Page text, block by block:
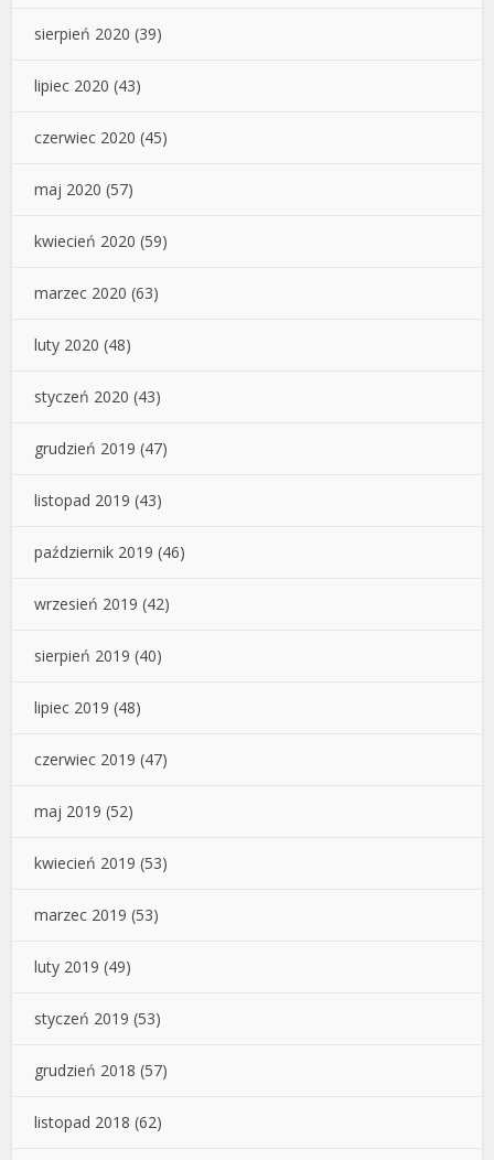
sierpień 2020 (39)
lipiec 2020 (43)
czerwiec 2020 (45)
maj 2020 (57)
kwiecień 2020 (59)
marzec 2020 (63)
luty 2020 (48)
styczeń 2020 (43)
grudzień 2019 (47)
listopad 2019 (43)
październik 2019 (46)
wrzesień 2019 (42)
sierpień 2019 (40)
lipiec 2019 (48)
czerwiec 2019 (47)
maj 2019 (52)
kwiecień 2019 (53)
marzec 2019 (53)
luty 2019 (49)
styczeń 2019 (53)
grudzień 2018 (57)
listopad 2018 (62)